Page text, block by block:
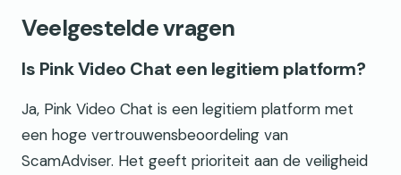
Veelgestelde vragen
Is Pink Video Chat een legitiem platform?
Ja, Pink Video Chat is een legitiem platform met
een hoge vertrouwensbeoordeling van
ScamAdviser. Het geeft prioriteit aan de veiligheid